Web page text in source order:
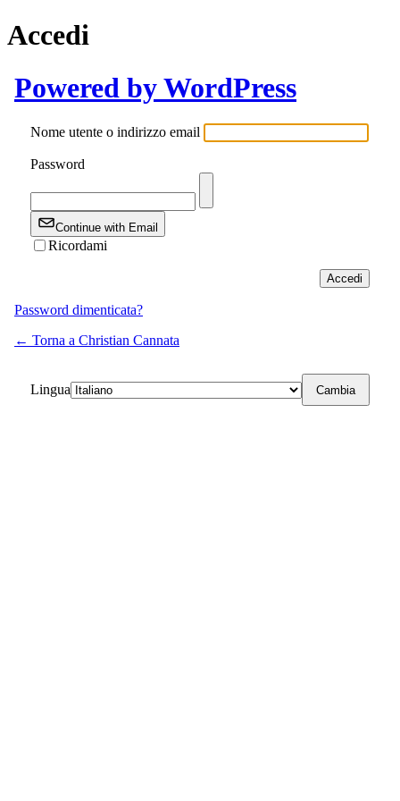
Accedi
Powered by WordPress
Nome utente o indirizzo email
Password
Continue with Email
Ricordami
Password dimenticata?
← Torna a Christian Cannata
Lingua